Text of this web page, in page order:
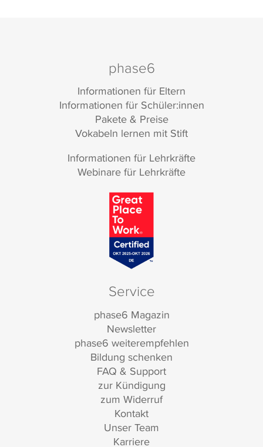
phase6
Informationen für Eltern
Informationen für Schüler:innen
Pakete & Preise
Vokabeln lernen mit Stift
Informationen für Lehrkräfte
Webinare für Lehrkräfte
Service
phase6 Magazin
Newsletter
phase6 weiterempfehlen
Bildung schenken
FAQ & Support
zur Kündigung
zum Widerruf
Kontakt
Unser Team
Karriere